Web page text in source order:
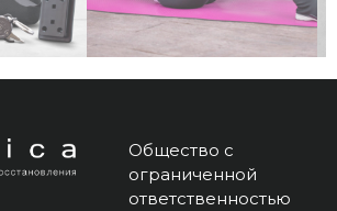
Общество с
ограниченной
ответственностью